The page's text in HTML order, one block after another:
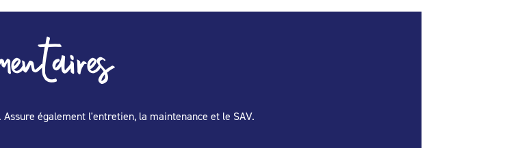
également l'entretien, la maintenance et le SAV.